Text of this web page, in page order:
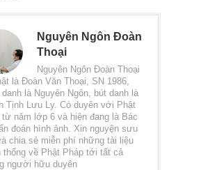
Nguyên Ngôn Đoàn
Thoại
Nguyên Ngôn Đoàn Thoại
là Đoàn Văn Thoại, SN 1986,
danh là Nguyên Ngôn, bút danh là
Tịnh Lưu Ly. Có duyên với Phật
từ năm lớp 6 và hiện đang là Bác
đoán hình ảnh. Xin nguyện sưu
chia sẻ miễn phí những tài liệu
thống về Phật Pháp tới tất cả
người hữu duyên